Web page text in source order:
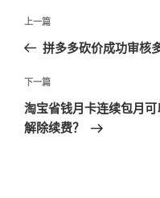
文
导
航
上
一
文
章
上一篇
拼多多砍价成功审核
下
一
篇
下一篇
淘宝省钱月卡连续包月
解除续费？